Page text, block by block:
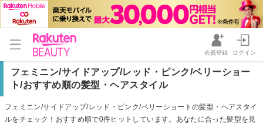
会員登録 ログイン
フェミニン/サイドアップ/レッド・ピンク/ベリーショー
ト/おすすめ順の髪型・ヘアスタイル
フェミニン/サイドアップ/レッド・ピンク/ベリーショートの髪型・ヘアスタイ
ルをチェック！おすすめ順で0件ヒットしています。あなたに合った髪型を見